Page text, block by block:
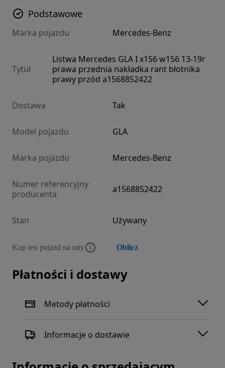
Podstawowe
Marka pojazdu Mercedes-Benz
Tytuł
Listwa Mercedes GLA I x156 w156 13-19r
prawa przednia nakładka rant błotnika
prawy przód a1568852422
Dostawa Tak
Model pojazdu GLA
Marka pojazdu Mercedes-Benz
Numer referencyjny
producenta
a1568852422
Stan Używany
Kup ten pojazd na raty Oblicz
Płatności i dostawy
Metody płatności
Informacje o dostawie